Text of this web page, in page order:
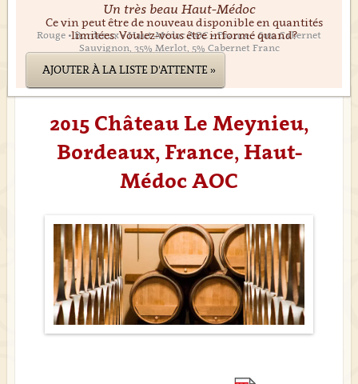
Un très beau Haut-Médoc
Rouge • Bordeaux • Haut-Médoc AOC • France • 60% Cabernet
Sauvignon, 35% Merlot, 5% Cabernet Franc
Ce vin peut être de nouveau disponible en quantités
limitées. Voulez-vous être informé quand?
AJOUTER À LA LISTE D'ATTENTE »
2015 Château Le Meynieu,
Bordeaux, France, Haut-
Médoc AOC